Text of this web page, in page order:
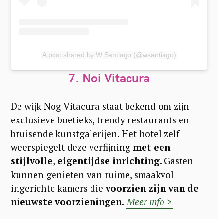
A post shared by W Santiago (@wsantiago)
7. Noi Vitacura
De wijk Nog Vitacura staat bekend om zijn
exclusieve boetieks, trendy restaurants en
bruisende kunstgalerijen. Het hotel zelf
weerspiegelt deze verfijning met een
stijlvolle, eigentijdse inrichting. Gasten
kunnen genieten van ruime, smaakvol
ingerichte kamers dievoorzien zijn van de
nieuwste voorzieningen. Meer info >